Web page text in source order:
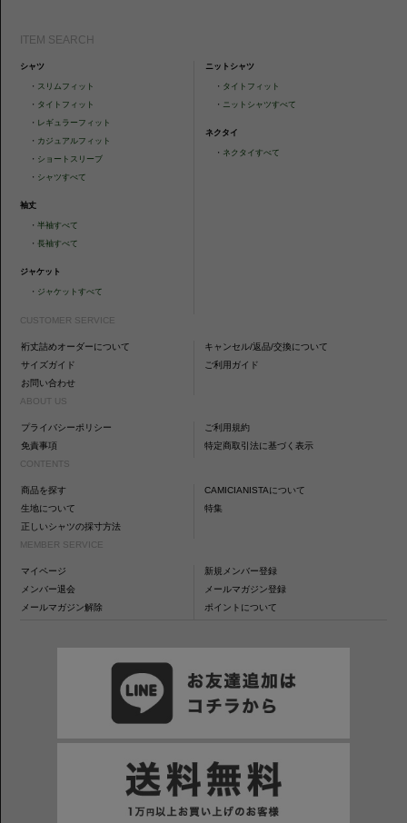
ITEM SEARCH
シャツ
・ スリムフィット
・ タイトフィット
・ レギュラーフィット
・ カジュアルフィット
・ ショートスリーブ
・ シャツすべて
袖丈
・半袖すべて
・長袖すべて
ジャケット
・ ジャケットすべて
ニットシャツ
・ タイトフィット
・ ニットシャツすべて
ネクタイ
・ ネクタイすべて
CUSTOMER SERVICE
裄丈詰めオーダーについて
キャンセル/返品/交換について
サイズガイド
ご利用ガイド
お問い合わせ
ABOUT US
プライバシーポリシー
ご利用規約
免責事項
特定商取引法に基づく表示
CONTENTS
商品を探す
CAMICIANISTAについて
生地について
特集
正しいシャツの採寸方法
MEMBER SERVICE
マイページ
新規メンバー登録
メンバー退会
メールマガジン登録
メールマガジン解除
ポイントについて